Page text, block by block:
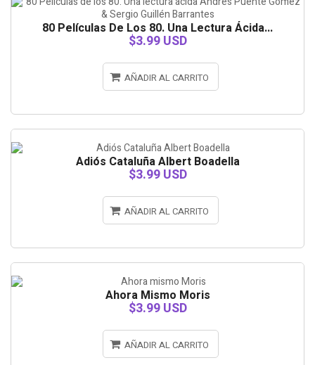
80 Películas De Los 80. Una Lectura Ácida...
$3.99 USD
AÑADIR AL CARRITO
Adiós Cataluña Albert Boadella
$3.99 USD
AÑADIR AL CARRITO
Ahora Mismo Moris
$3.99 USD
AÑADIR AL CARRITO